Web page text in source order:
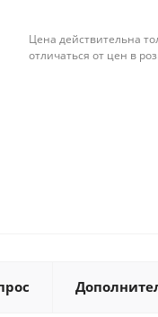
Цена действительна
отличаться от цен в